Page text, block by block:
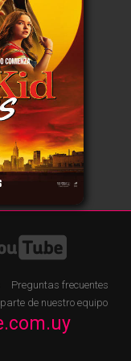
Preguntas frecuentes
de nuestro equipo